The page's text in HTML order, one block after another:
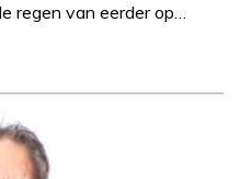
regen van eerder op…